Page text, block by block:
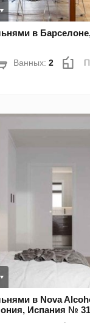
в
Ванных:2
в Nova
Испания №